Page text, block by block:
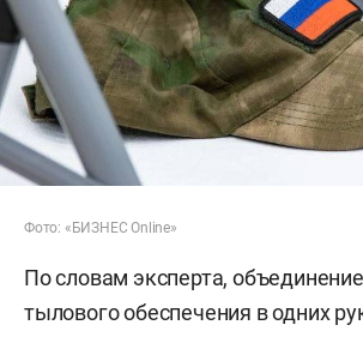
Фото: «БИЗНЕС Online»
По словам эксперта,
тылового обеспечения в одних